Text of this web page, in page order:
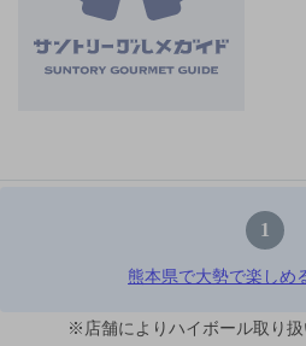
1
熊本県で大勢で楽しめ
※店舗によりハイボール取り扱